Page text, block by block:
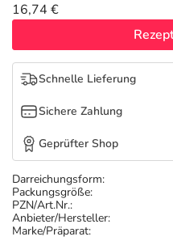
Darreichungsform:
Packungsgröße:
PZN/Art.Nr.:
Anbieter/Hersteller:
Marke/Präparat:
16,74 €
Schnelle Lieferung
Sichere Zahlung
Geprüfter Shop